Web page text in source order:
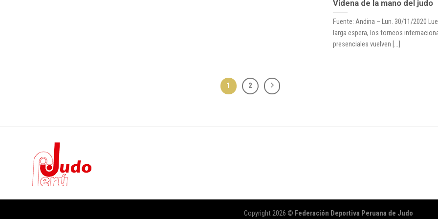
Videna de la mano del judo
Fuente: Andina – Lun. 30/11/2020
larga espera, los torneos
presenciales vuelven [...]
1 2
Copyright 2026 © Federación Deportiva Peruana de Judo